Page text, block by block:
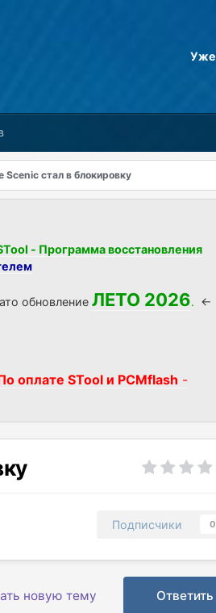
Уже
Scenic стал в блокировку
- Программа восстановления
обновлениеЛЕТО 2026. <-
оплате STool и PCMflash -
Подписчики 0
Ответить
новую тему